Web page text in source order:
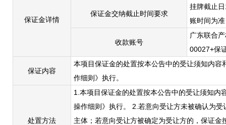
保证金详情
保证金交纳截止时间要求
挂牌截止
账时间为
收款账号
广东联合
00027+保
保证内容
本项目保证金的处置按本公告中的受让须知内
作细则》执行。
处置方法
1.本项目保证金的处置按本公告中的受让须知内
操作细则》执行。 2.若意向受让方未被确认为
主体；若意向受让方被确定为受让方的，保证